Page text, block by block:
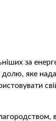
за
яке